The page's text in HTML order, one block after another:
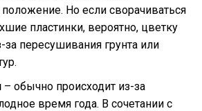
положение. Но если сворачиваться
пластинки, вероятно, цветку
пересушивания грунта или
– обычно происходит из-за
время года. В сочетании с